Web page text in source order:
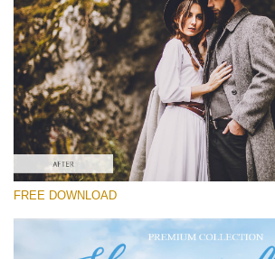
(30 Lr Presets)
Luxe Wedding
(230 Lr Presets)
Entire Collection
(2067 Lr Presets)
無料ダウンロード
FREE DOWNLOAD